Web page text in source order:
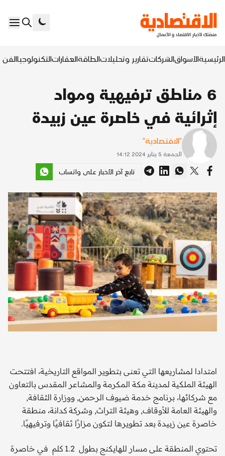
الرئيسيةالأسواقالشركاتتقارير وتحليلاتالطاقةالعقاراتالتكنولوجياالفن
6 مناطق ترفيهية ومواد
إثرائية في خاصرة عين زبيدة
"الاقتصادية"
الجمعة 5 يناير 2024 14:12
تابع آخر الأخبار على واتساب
امتدادا لمشاريعها التي تعنى بتطوير المواقع التاريخية، افتتحت
الهيئة الملكية لمدينة مكة المكرمة والمشاعر المقدس بالتعاون
مع شركائها، برنامج خدمة ضيوف الرحمن, ووزارة الثقافة,
والهيئة العامة للأوقاف, وهيئة التراث, وشركة كدانة، منطقة
خاصرة عين زبيدة بعد تطويرها لتكون مزارًا ثقافيًا وترفيهيًا.
تحتوي المنطقة على مسار للهايكنج بطول 1.2 كلم في خاصرة